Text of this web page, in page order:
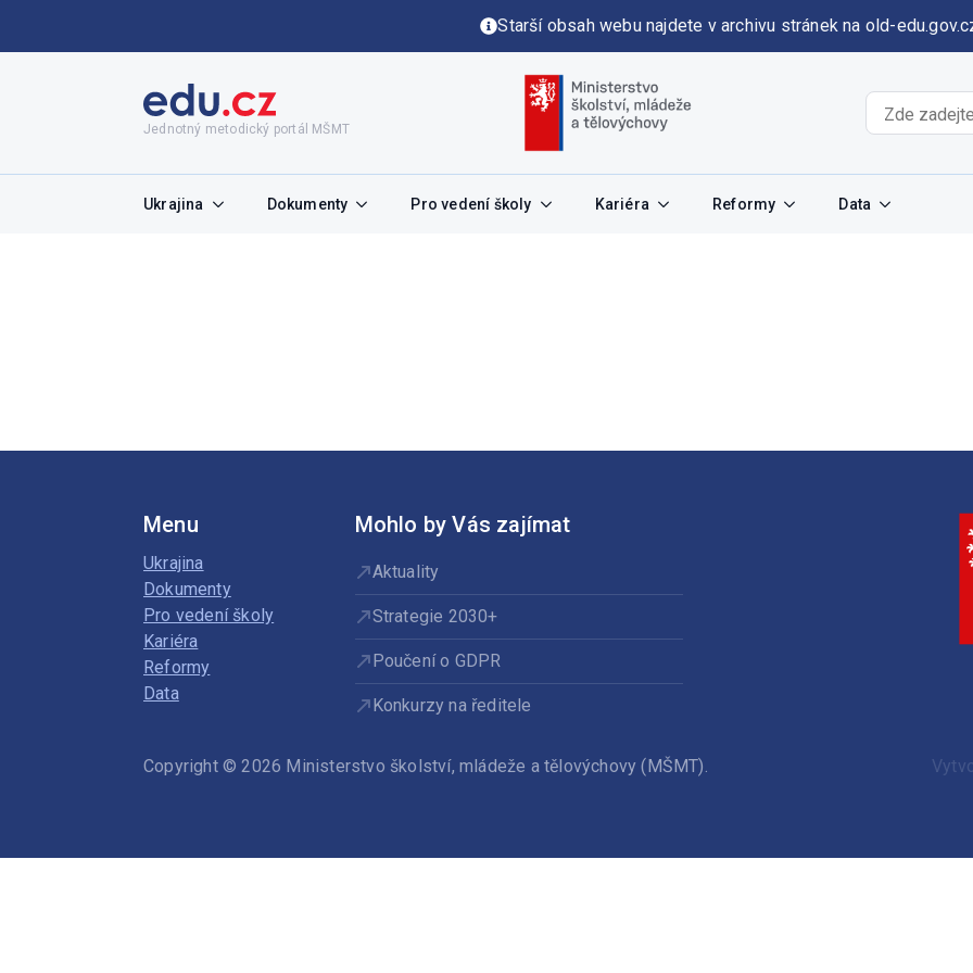
Starší obsah webu najdete v archivu stránek na old-
Jednotný metodický portál MŠMT
Ukrajina Dokumenty Pro vedení školy Kariéra Reformy Data
Menu
Ukrajina
Dokumenty
Pro vedení školy
Kariéra
Reformy
Data
Mohlo by Vás zajímat
Aktuality
Strategie 2030+
Poučení o GDPR
Konkurzy na ředitele
Copyright © 2026 Ministerstvo školství, mládeže a tělovýchovy (MŠMT).